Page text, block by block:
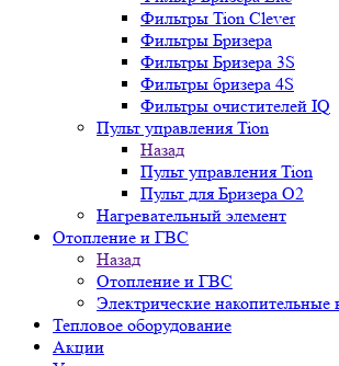
Фильтры Tion Clever
Фильтры Бризера
Фильтры Бризера 3S
Фильтры бризера 4S
Фильтры очистителей IQ
Пульт управления Tion
Назад
Пульт управления Tion
Пульт для Бризера O2
Нагревательный элемент
Отопление и ГВС
Назад
Отопление и ГВС
Электрические накопительные
Тепловое оборудование
Акции